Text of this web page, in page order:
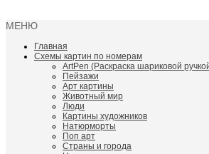
МЕНЮ
Главная
Схемы картин по номерам
ArtPen (Раскраска шариковой
Пейзажи
Арт картины
Животный мир
Люди
Картины художников
Натюрморты
Поп арт
Страны и города